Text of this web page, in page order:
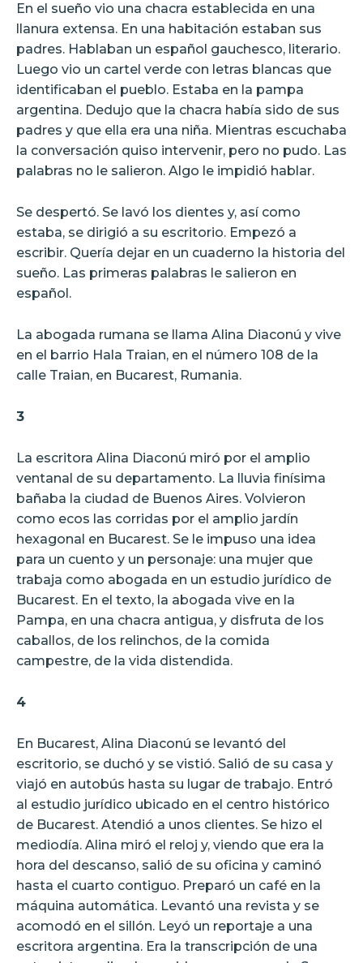
En el sueño vio una chacra establecida en una
llanura extensa. En una habitación estaban sus
padres. Hablaban un español gauchesco, literario.
Luego vio un cartel verde con letras blancas que
identificaban el pueblo. Estaba en la pampa
argentina. Dedujo que la chacra había sido de sus
padres y que ella era una niña. Mientras escuchaba
la conversación quiso intervenir, pero no pudo. Las
palabras no le salieron. Algo le impidió hablar.
Se despertó. Se lavó los dientes y, así como
estaba, se dirigió a su escritorio. Empezó a
escribir. Quería dejar en un cuaderno la historia del
sueño. Las primeras palabras le salieron en
español.
La abogada rumana se llama Alina Diaconú y vive
en el barrio Hala Traian, en el número 108 de la
calle Traian, en Bucarest, Rumania.
3
La escritora Alina Diaconú miró por el amplio
ventanal de su departamento. La lluvia finísima
bañaba la ciudad de Buenos Aires. Volvieron
como ecos las corridas por el amplio jardín
hexagonal en Bucarest. Se le impuso una idea
para un cuento y un personaje: una mujer que
trabaja como abogada en un estudio jurídico de
Bucarest. En el texto, la abogada vive en la
Pampa, en una chacra antigua, y disfruta de los
caballos, de los relinchos, de la comida
campestre, de la vida distendida.
4
En Bucarest, Alina Diaconú se levantó del
escritorio, se duchó y se vistió. Salió de su casa y
viajó en autobús hasta su lugar de trabajo. Entró
al estudio jurídico ubicado en el centro histórico
de Bucarest. Atendió a unos clientes. Se hizo el
mediodía. Alina miró el reloj y, viendo que era la
hora del descanso, salió de su oficina y caminó
hasta el cuarto contiguo. Preparó un café en la
máquina automática. Levantó una revista y se
acomodó en el sillón. Leyó un reportaje a una
escritora argentina. Era la transcripción de una